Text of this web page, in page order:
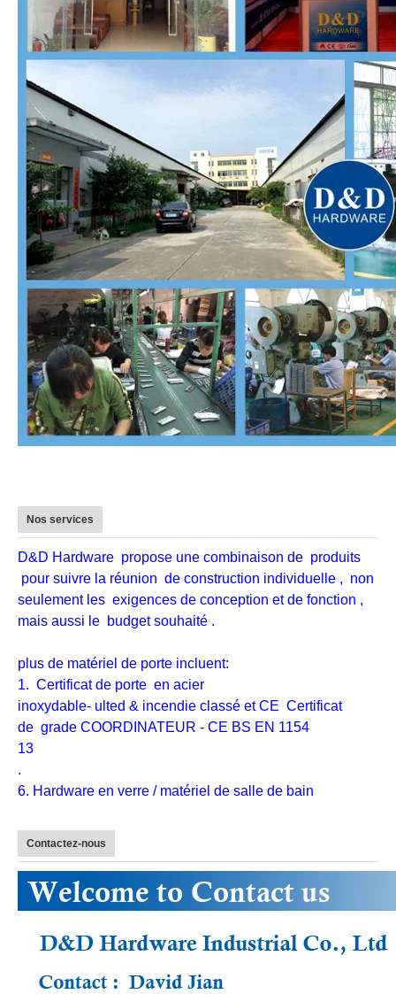
Nos services
D&D Hardware propose une combinaison de produits
pour suivre la réunion de construction individuelle , non
seulement les exigences de conception et de fonction ,
mais aussi le budget souhaité .
plus de matériel de porte incluent:
1. Certificat de porte en acier
inoxydable- ulted & incendie classé et CE Certificat
de grade COORDINATEUR - CE BS EN 1154
13
.
6. Hardware en verre / matériel de salle de bain
Contactez-nous